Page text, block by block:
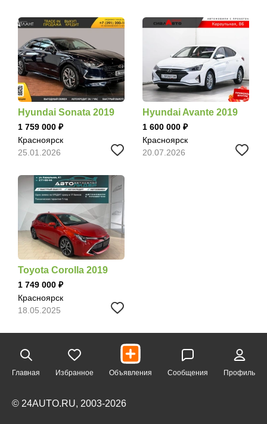
Hyundai Sonata 2019
1 759 000
Красноярск
25.01.2026
Hyundai Avante 2019
1 600 000
Красноярск
20.07.2026
Toyota Corolla 2019
1 749 000
Красноярск
18.05.2025
Главная Избранное Объявления Сообщения Профиль
© 24AUTO.RU, 2003-2026